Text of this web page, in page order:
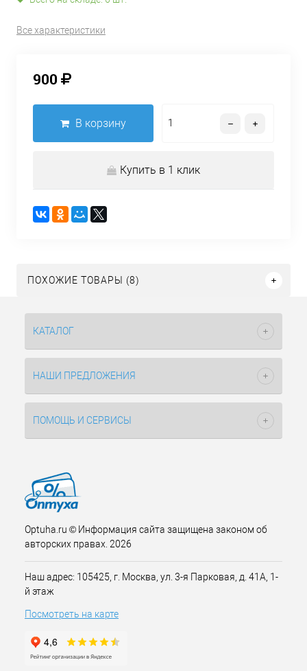
Все характеристики
900
В корзину
Купить в 1 клик
ПОХОЖИЕ ТОВАРЫ (8)
КАТАЛОГ
НАШИ ПРЕДЛОЖЕНИЯ
ПОМОЩЬ И СЕРВИСЫ
Optuha.ru © Информация сайта защищена законом об
авторских правах. 2026
Наш адрес: 105425, г. Москва, ул. 3-я Парковая, д. 41А, 1-
й этаж
Посмотреть на карте